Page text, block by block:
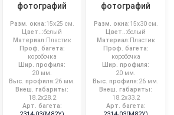
фотографий
Разм. окна:15x25 см.
Цвет..:белый
Материал:Пластик
Проф. багета:
коробочка
Шир. профиля:
20 мм.
Выс. профиля:26 мм.
Внеш. габариты:
18.2x28.2
Арт. багета:
фотографий
Разм. окна:15x30 см.
Цвет..:белый
Материал:Пластик
Проф. багета:
коробочка
Шир. профиля:
20 мм.
Выс. профиля:26 мм.
Внеш. габариты:
18.2x33.2
Арт. багета: